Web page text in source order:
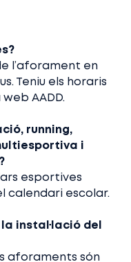
l’aforament en
Teniu els horaris
AADD.
running,
i
esportives
calendari escolar.
instal·lació del
aforaments són